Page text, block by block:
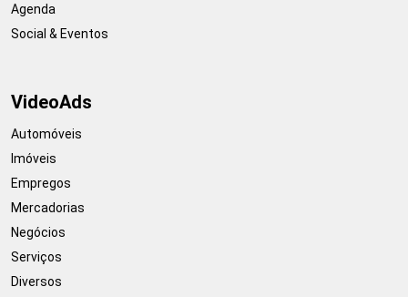
Agenda
Social & Eventos
VideoAds
Automóveis
Imóveis
Empregos
Mercadorias
Negócios
Serviços
Diversos